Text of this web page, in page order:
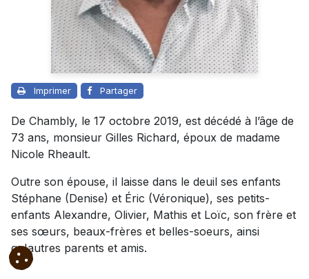
Imprimer Partager
De Chambly, le 17 octobre 2019, est décédé à l’âge de
73 ans, monsieur Gilles Richard, époux de madame
Nicole Rheault.
Outre son épouse, il laisse dans le deuil ses enfants
Stéphane (Denise) et Éric (Véronique), ses petits-
enfants Alexandre, Olivier, Mathis et Loïc, son frère et
ses sœurs, beaux-frères et belles-soeurs, ainsi
qu'autres parents et amis.